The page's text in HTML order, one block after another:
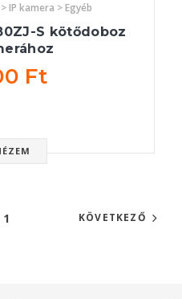
IP kamera > Egyéb
S kötődoboz
Ft
1 KÖVETKEZŐ